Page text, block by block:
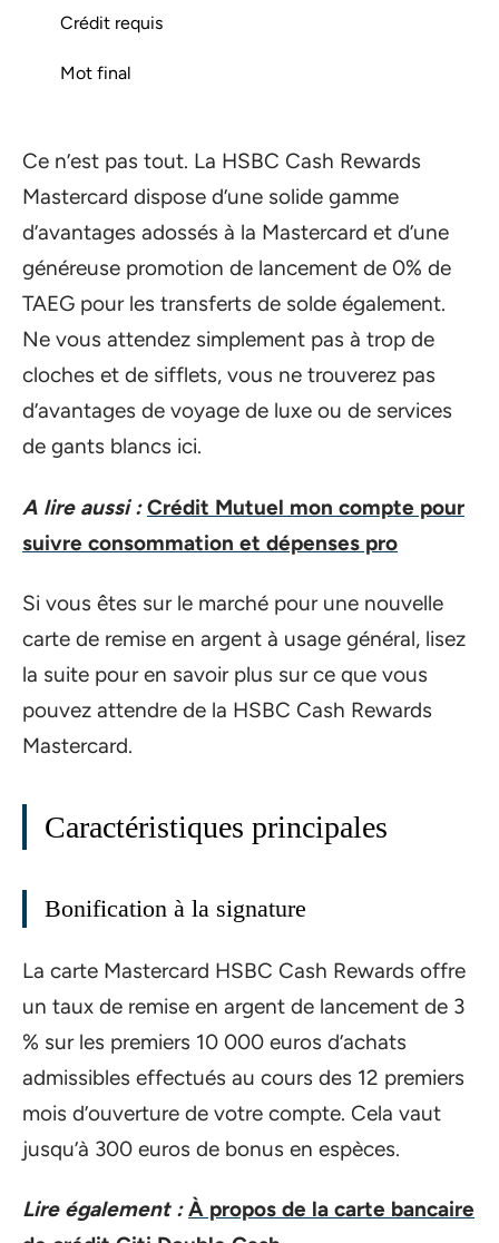
Crédit requis
Mot final
Ce n’est pas tout. La HSBC Cash Rewards
Mastercard dispose d’une solide gamme
d’avantages adossés à la Mastercard et d’une
généreuse promotion de lancement de 0% de
TAEG pour les transferts de solde également.
Ne vous attendez simplement pas à trop de
cloches et de sifflets, vous ne trouverez pas
d’avantages de voyage de luxe ou de services
de gants blancs ici.
A lire aussi : Crédit Mutuel mon compte pour
suivre consommation et dépenses pro
Si vous êtes sur le marché pour une nouvelle
carte de remise en argent à usage général, lisez
la suite pour en savoir plus sur ce que vous
pouvez attendre de la HSBC Cash Rewards
Mastercard.
Caractéristiques principales
Bonification à la signature
La carte Mastercard HSBC Cash Rewards offre
un taux de remise en argent de lancement de 3
% sur les premiers 10 000 euros d’achats
admissibles effectués au cours des 12 premiers
mois d’ouverture de votre compte. Cela vaut
jusqu’à 300 euros de bonus en espèces.
Lire également : À propos de la carte bancaire